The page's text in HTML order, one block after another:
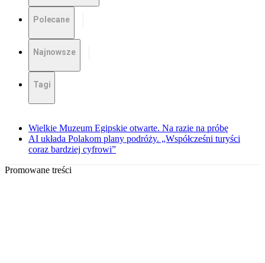
Polecane
Najnowsze
Tagi
Wielkie Muzeum Egipskie otwarte. Na razie na próbę
AI układa Polakom plany podróży. „Współcześni turyści
coraz bardziej cyfrowi”
Promowane treści